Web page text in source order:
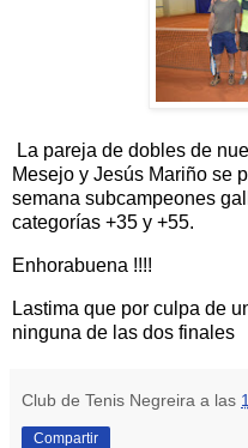
La pareja de dobles de
Mesejo y Jesús Mariño se
semana subcampeones
categorías +35 y +55.
Enhorabuena !!!!
Lastima que por culpa de
ninguna de las dos finales
Club de Tenis Negreira a las
Compartir